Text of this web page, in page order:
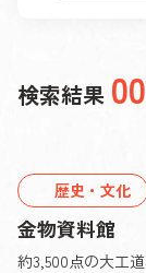
検索結果
歴史・文化
金物資料館
約3,500点の大工